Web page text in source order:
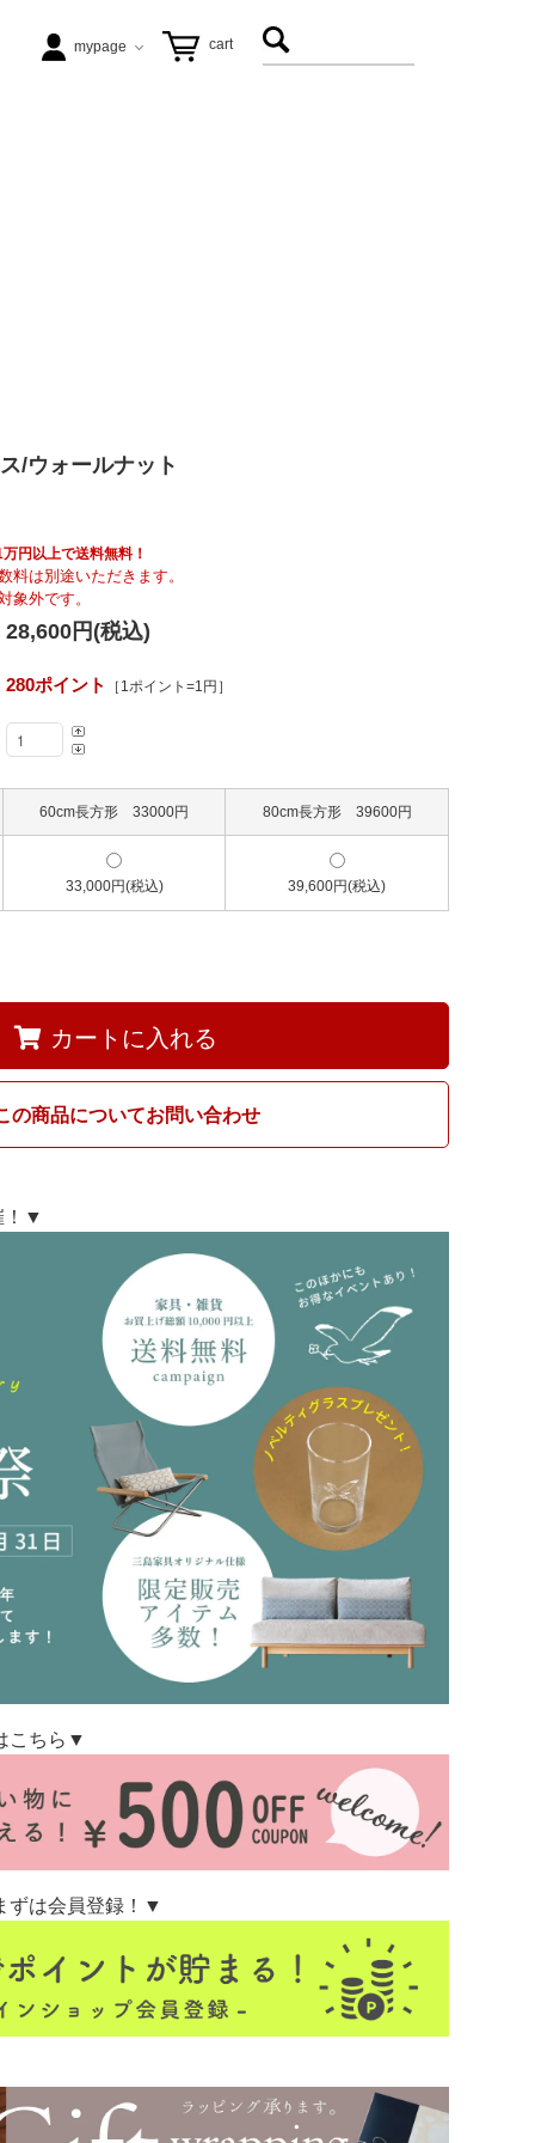
MARUNI60
mypage cart
/ウォールナット
円以上で送料無料！
は別途いただきます。
象外です。
28,600円(税込)
280ポイント ［1ポイント=1円］
60cm長方形 33000円 80cm長方形 39600円
33,000円(税込) 39,600円(税込)
カートに入れる
の商品についてお問い合わせ
！▼
こちら▼
ずは会員登録！▼